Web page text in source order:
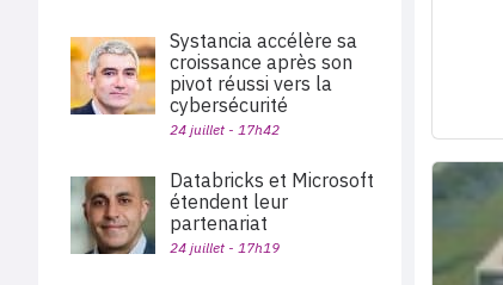
Systancia accélère sa
croissance après son
pivot réussi vers la
cybersécurité
24 juillet - 17h42
Databricks et Microsoft
étendent leur
partenariat
24 juillet - 17h19